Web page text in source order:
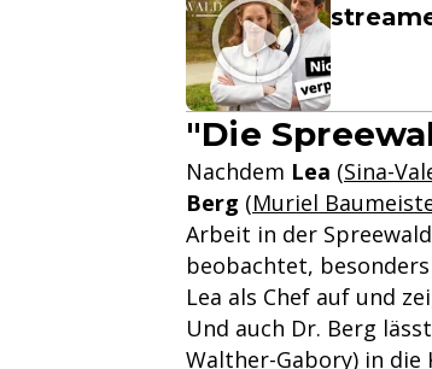
"Die
Nachdem Lea (Sina-
Berg (Muriel
Arbeit in der
beobachtet,
Lea als Chef auf und
Und auch Dr. Berg
Walther-Gabory) in die